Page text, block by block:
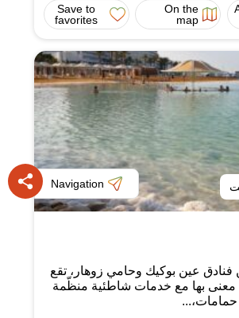
On the
map
Save to
favorites
Navigation
عين بوكيك وحامي زوهار، تقع
بها مع خدمات شاطئية منظّمة
حمامات،...